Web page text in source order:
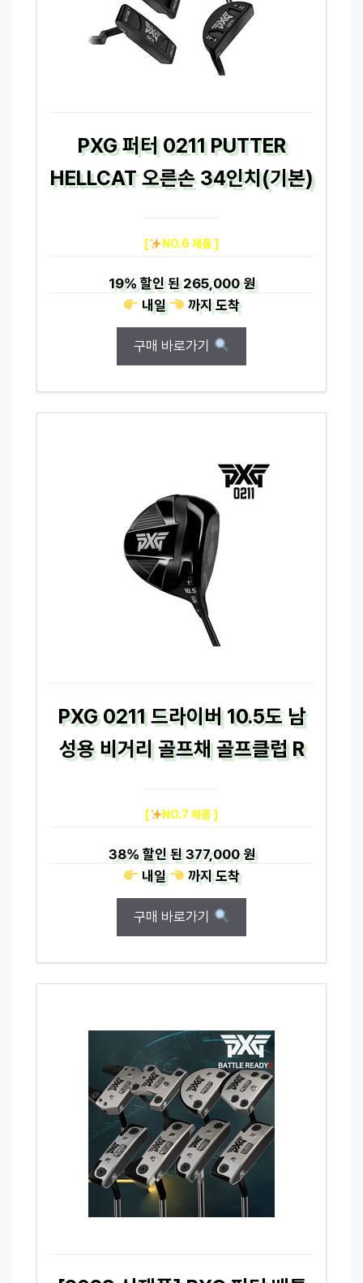
PXG 퍼터 0211 PUTTER
HELLCAT 오른손 34인치(기본)
[ NO.6 제품 ]
19%할인 된265,000 원
내일
까지도착
구매 바로가기
PXG 0211 드라이버 10.5도 남
성용 비거리 골프채 골프클럽 R
[ NO.7 제품 ]
38%할인 된377,000 원
내일
까지도착
구매 바로가기